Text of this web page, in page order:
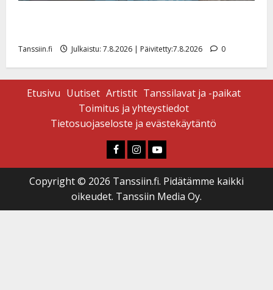
Tanssiin.fi Julkaistu: 7.8.2026 | Päivitetty:7.8.2026 0
Etusivu Uutiset Artistit Tanssilavat ja -paikat
Toimitus ja yhteystiedot
Tietosuojaseloste ja evästekäytäntö
Faceboook
Instagram
Youtube
Copyright © 2026 Tanssiin.fi. Pidätämme kaikki
oikeudet. Tanssiin Media Oy.